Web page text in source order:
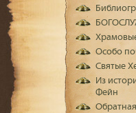
Особо
Святые
Из
Фейн